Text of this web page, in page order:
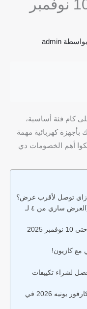
عروض كازيون حتى 10 نوفمبر
admin
كام فئة أساسية،
بأجهزة كهربائية مهمة
لكوا أهم الخصومات دي
إزاي توصل لأقرب عرض؟
💾 تحميل مجلة عروض كازيون PDF (العرض ساري من ٤ لـ
❓ الأسئلة الشائعة عن عروض كازيون حتى 10 نوفمبر 2025
مع كازيون!
لشراء تكييفات
مراجعة وتحليل لأسعار مجلة عروض كارفور يونيه 2026 في